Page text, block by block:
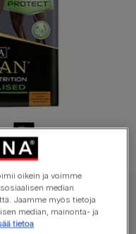
kuivaruoka
Light /
oikein ja voimme
median
Jaamme myös tietoja
median, mainonta- ja
tietoa